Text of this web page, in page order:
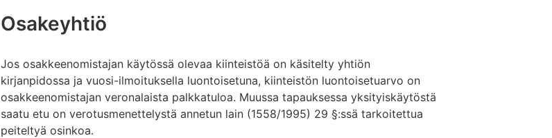
Osakeyhtiö
Jos osakkeenomistajan käytössä olevaa kiinteistöä on käsitelty yhtiön
kirjanpidossa ja vuosi-ilmoituksella luontoisetuna, kiinteistön luontoisetuarvo on
osakkeenomistajan veronalaista palkkatuloa. Muussa tapauksessa yksityiskäytöstä
saatu etu on verotusmenettelystä annetun lain (1558/1995) 29 §:ssä tarkoitettua
peiteltyä osinkoa.